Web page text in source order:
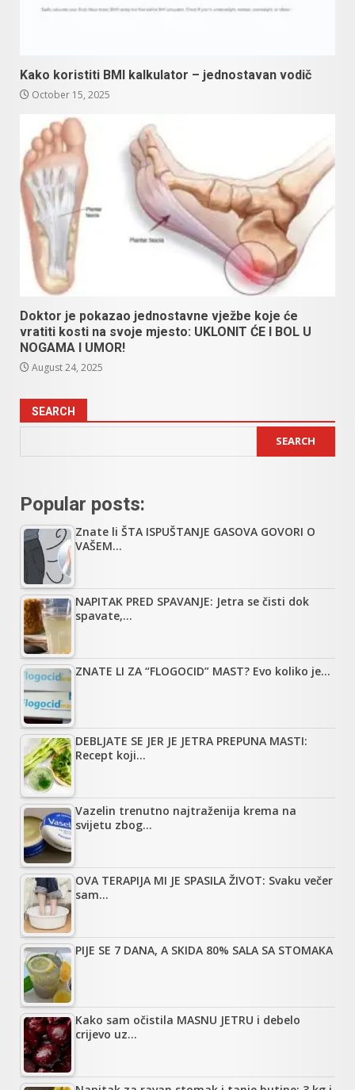
Kako koristiti BMI kalkulator – jednostavan vodič
October 15, 2025
Doktor je pokazao jednostavne vježbe koje će
vratiti kosti na svoje mjesto: UKLONIT ĆE I BOL U
NOGAMA I UMOR!
August 24, 2025
SEARCH
SEARCH
Popular posts:
Znate li ŠTA ISPUŠTANJE GASOVA GOVORI O
VAŠEM…
NAPITAK PRED SPAVANJE: Jetra se čisti dok
spavate,…
ZNATE LI ZA “FLOGOCID” MAST? Evo koliko je…
DEBLJATE SE JER JE JETRA PREPUNA MASTI:
Recept koji…
Vazelin trenutno najtraženija krema na
svijetu zbog…
OVA TERAPIJA MI JE SPASILA ŽIVOT: Svaku večer
sam…
PIJE SE 7 DANA, A SKIDA 80% SALA SA STOMAKA
Kako sam očistila MASNU JETRU i debelo
crijevo uz…